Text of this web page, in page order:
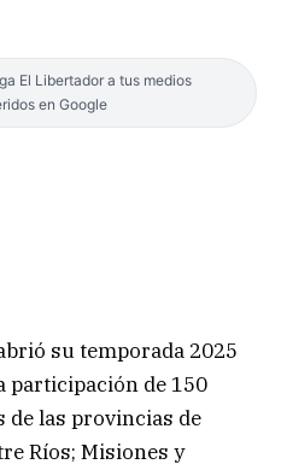
El Libertador a tus medios
en Google
su temporada 2025
participación de 150
las provincias de
Ríos; Misiones y